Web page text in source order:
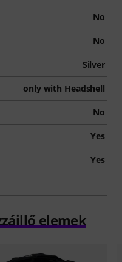
No
No
Silver
only with Headshell
No
Yes
Yes
elemek